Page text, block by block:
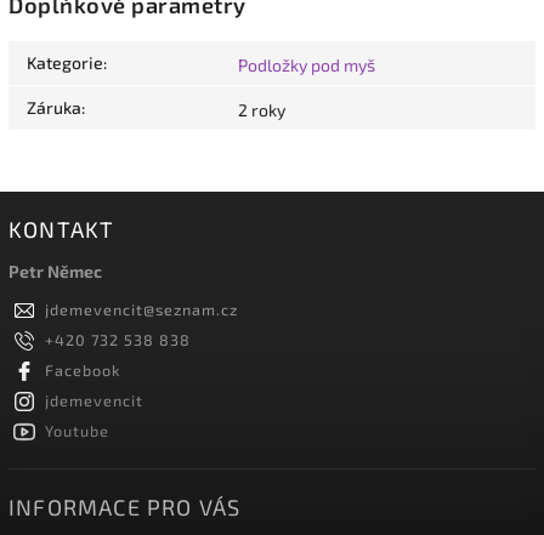
Kategorie: Podložky pod myš
Záruka: 2 roky
KONTAKT
Petr Němec
jdemevencit@seznam.cz
+420 732 538 838
Facebook
jdemevencit
Youtube
INFORMACE PRO VÁS